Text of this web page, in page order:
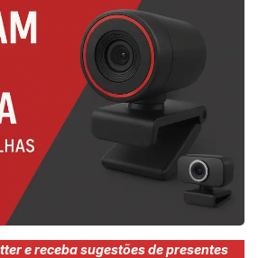
e receba sugestões de presentes